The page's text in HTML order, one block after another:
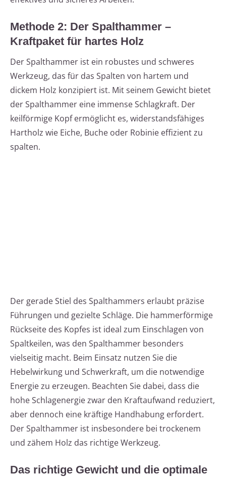
Methode 2: Der Spalthammer –
Kraftpaket für hartes Holz
Der Spalthammer ist ein robustes und schweres
Werkzeug, das für das Spalten von hartem und
dickem Holz konzipiert ist. Mit seinem Gewicht bietet
der Spalthammer eine immense Schlagkraft. Der
keilförmige Kopf ermöglicht es, widerstandsfähiges
Hartholz wie Eiche, Buche oder Robinie effizient zu
spalten.
Der gerade Stiel des Spalthammers erlaubt präzise
Führungen und gezielte Schläge. Die hammerförmige
Rückseite des Kopfes ist ideal zum Einschlagen von
Spaltkeilen, was den Spalthammer besonders
vielseitig macht. Beim Einsatz nutzen Sie die
Hebelwirkung und Schwerkraft, um die notwendige
Energie zu erzeugen. Beachten Sie dabei, dass die
hohe Schlagenergie zwar den Kraftaufwand reduziert,
aber dennoch eine kräftige Handhabung erfordert.
Der Spalthammer ist insbesondere bei trockenem
und zähem Holz das richtige Werkzeug.
Das richtige Gewicht und die optimale